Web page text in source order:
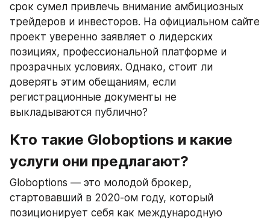
срок сумел привлечь внимание амбициозных
трейдеров и инвесторов. На официальном сайте
проект уверенно заявляет о лидерских
позициях, профессиональной платформе и
прозрачных условиях. Однако, стоит ли
доверять этим обещаниям, если
регистрационные документы не
выкладываются публично?
Кто такие Globoptions и какие
услуги они предлагают?
Globoptions — это молодой брокер,
стартовавший в 2020-ом году, который
позиционирует себя как международную